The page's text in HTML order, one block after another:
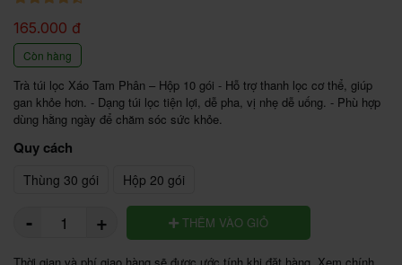
165.000 đ
Còn hàng
Trà túi lọc Xáo Tam Phân – Hộp 10 gói - Hỗ trợ thanh lọc cơ thể, giúp
gan khỏe hơn. - Dạng túi lọc tiện lợi, dễ pha, vị nhẹ dễ uống. - Phù hợp
dùng hằng ngày để chăm sóc sức khỏe.
Quy cách
Thùng 30 gói Hộp 20 gói
- + THÊM VÀO GIỎ